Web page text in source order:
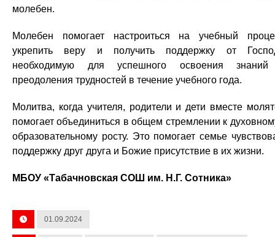
молебен.
Молебен помогает настроиться на учебный
укрепить веру и получить поддержку от
необходимую для успешного освоения
преодоления трудностей в течение учебного года.
Молитва, когда учителя, родители и дети вместе
помогает объединиться в общем стремлении к
образовательному росту. Это помогает семье
поддержку друг друга и Божие присутствие в их жизни.
МБОУ «Табачновская СОШ им. Н.Г. Сотника»
01.09.2024